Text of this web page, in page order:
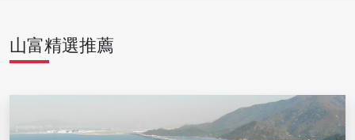
山富精選推薦